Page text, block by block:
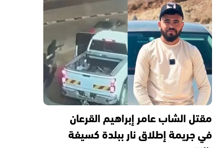
مقتل الشاب عامر إبراهيم القرعان
في جريمة إطلاق نار ببلدة كسيفة